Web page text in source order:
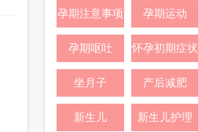
孕期注意事项 孕期运动
孕期呕吐 怀孕初期症状
坐月子 产后减肥
新生儿 新生儿护理